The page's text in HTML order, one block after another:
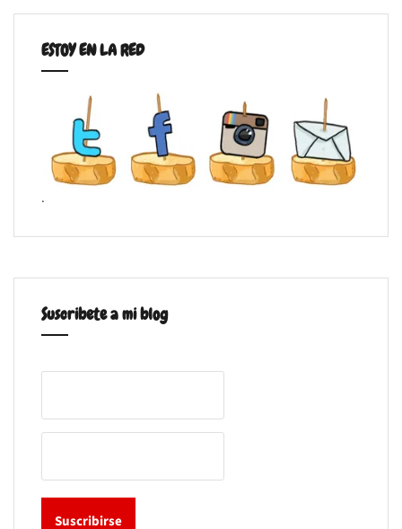
ESTOY EN LA RED
.
Suscribete a mi blog